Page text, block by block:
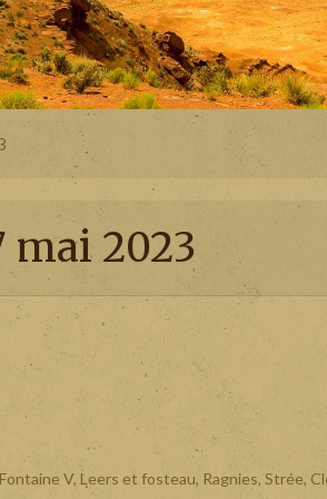
mai 2023
V, Leers et fosteau, Ragnies, Strée,